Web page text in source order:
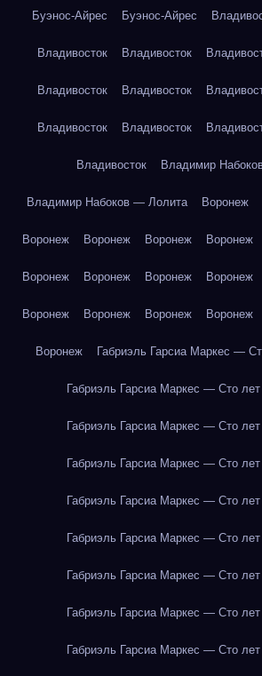
Буэнос-Айрес Буэнос-Айрес
Владивосток Владивосток
Владивосток Владивосток
Владивосток Владивосток
Владивосток Владимир
Владимир Набоков — Лолита Воронеж
Воронеж Воронеж Воронеж Воронеж
Воронеж Воронеж Воронеж Воронеж
Воронеж Воронеж Воронеж Воронеж
Воронеж Габриэль Гарсиа Маркес —
Габриэль Гарсиа Маркес — Сто лет
Габриэль Гарсиа Маркес — Сто лет
Габриэль Гарсиа Маркес — Сто лет
Габриэль Гарсиа Маркес — Сто лет
Габриэль Гарсиа Маркес — Сто лет
Габриэль Гарсиа Маркес — Сто лет
Габриэль Гарсиа Маркес — Сто лет
Габриэль Гарсиа Маркес — Сто лет